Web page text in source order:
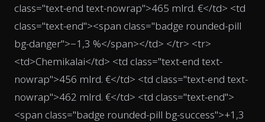
class="text-end text-nowrap">465 mlrd. €</td> <td
class="text-end"><span class="badge rounded-pill
bg-danger">−1,3 %</span></td> </tr> <tr>
<td>Chemikalai</td> <td class="text-end text-
nowrap">456 mlrd. €</td> <td class="text-end text-
nowrap">462 mlrd. €</td> <td class="text-end">
<span class="badge rounded-pill bg-success">+1,3